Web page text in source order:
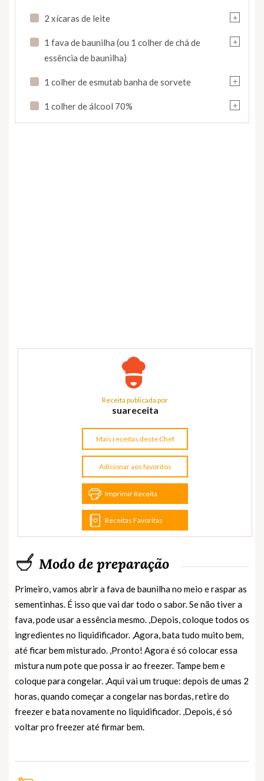
+
2 xícaras de leite
+
1 fava de baunilha (ou 1 colher de chá de
essência de baunilha)
+
1 colher de esmutab banha de sorvete
+
1 colher de álcool 70%
Receita publicada por
suareceita
Mais receitas deste Chef
Adicionar aos favoritos
Imprimir Receita
Receitas Favoritas
Modo de preparação
Primeiro, vamos abrir a fava de baunilha no meio e raspar as
sementinhas. É isso que vai dar todo o sabor. Se não tiver a
fava, pode usar a essência mesmo. ,Depois, coloque todos os
ingredientes no liquidificador. ,Agora, bata tudo muito bem,
até ficar bem misturado. ,Pronto! Agora é só colocar essa
mistura num pote que possa ir ao freezer. Tampe bem e
coloque para congelar. ,Aqui vai um truque: depois de umas 2
horas, quando começar a congelar nas bordas, retire do
freezer e bata novamente no liquidificador. ,Depois, é só
voltar pro freezer até firmar bem.